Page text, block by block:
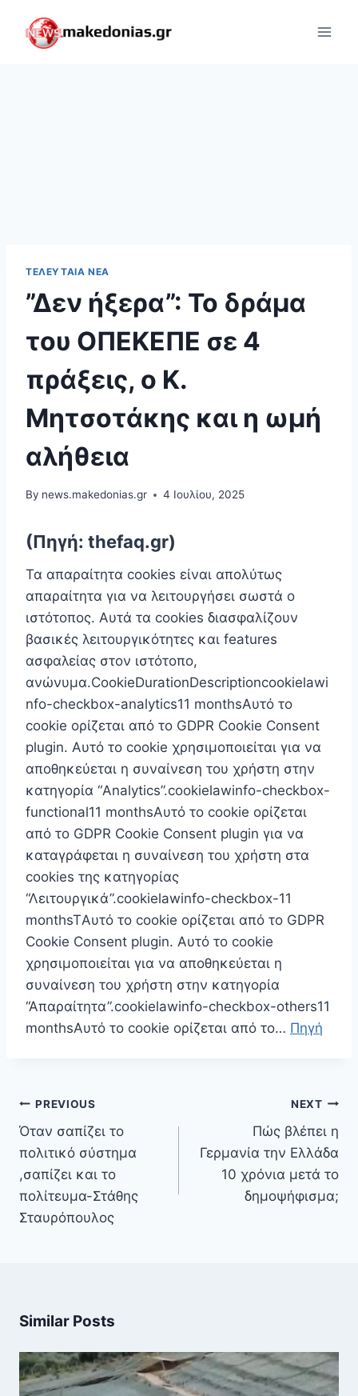
content
ΤΕΛΕΥΤΑΊΑ ΝΈΑ
”Δεν ήξερα”: Το δράμα
του ΟΠΕΚΕΠΕ σε 4
πράξεις, ο Κ.
Μητσοτάκης και η ωμή
αλήθεια
By news.makedonias.gr 4 Ιουλίου, 2025
(Πηγή: thefaq.gr)
Τα απαραίτητα cookies είναι απoλύτως
απαραίτητα για να λειτουργήσει σωστά ο
ιστότοπος. Αυτά τα cookies διασφαλίζουν
βασικές λειτουργικότητες και features
ασφαλείας στον ιστότοπο,
ανώνυμα.CookieDurationDescriptioncookielawi
nfo-checkbox-analytics11 monthsΑυτό το
cookie ορίζεται από το GDPR Cookie Consent
plugin. Αυτό το cookie χρησιμοποιείται για να
αποθηκεύεται η συναίνεση του χρήστη στην
κατηγορία “Analytics”.cookielawinfo-checkbox-
functional11 monthsΑυτό το cookie ορίζεται
από το GDPR Cookie Consent plugin για να
καταγράφεται η συναίνεση του χρήστη στα
cookies της κατηγορίας
“Λειτουργικά”.cookielawinfo-checkbox-11
monthsTΑυτό το cookie ορίζεται από το GDPR
Cookie Consent plugin. Αυτό το cookie
χρησιμοποιείται για να αποθηκεύεται η
συναίνεση του χρήστη στην κατηγορία
“Απαραίτητα”.cookielawinfo-checkbox-others11
monthsΑυτό το cookie ορίζεται από το… Πηγή
Πλοήγηση
άρθρων
PREVIOUS
Όταν σαπίζει το
πολιτικό σύστημα
,σαπίζει και το
πολίτευμα-Στάθης
Σταυρόπουλος
NEXT
Πώς βλέπει η
Γερμανία την Ελλάδα
10 χρόνια μετά το
δημοψήφισμα;
Similar Posts